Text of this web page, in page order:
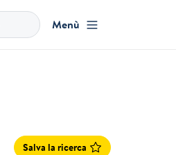
Menù
Salva la ricerca